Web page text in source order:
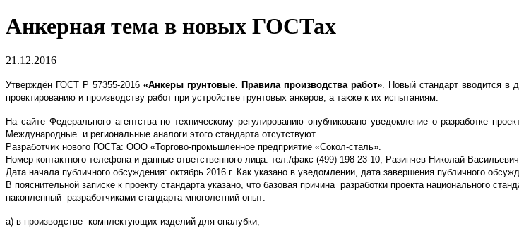
Анкерная тема в новых ГОСТах
21.12.2016
Утверждён ГОСТ Р 57355-2016 «Анкеры грунтовые. Правила производства работ». Новый стандарт вводится в
проектированию и производству работ при устройстве грунтовых анкеров, а также к их испытаниям.
На сайте Федерального агентства по техническому регулированию опубликовано уведомление о разработке
Международные и региональные аналоги этого стандарта отсутствуют.
Разработчик нового ГОСТа: ООО «Торгово-промьшленное предприятие «Сокол-сталь».
Номер контактного телефона и данные ответственного лица: тел./факс (499) 198-23-10; Разинчев Николай
Дата начала публичного обсуждения: октябрь 2016 г. Как указано в уведомлении, дата завершения публичного
В пояснительной записке к проекту стандарта указано, что базовая причина разработки проекта национального
накопленный разработчиками стандарта многолетний опыт:
а) в производстве комплектующих изделий для опалубки;